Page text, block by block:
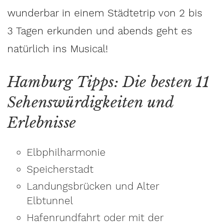
wunderbar in einem Städtetrip von 2 bis
3 Tagen erkunden und abends geht es
natürlich ins Musical!
Hamburg Tipps: Die besten 11
Sehenswürdigkeiten und
Erlebnisse
Elbphilharmonie
Speicherstadt
Landungsbrücken und Alter
Elbtunnel
Hafenrundfahrt oder mit der